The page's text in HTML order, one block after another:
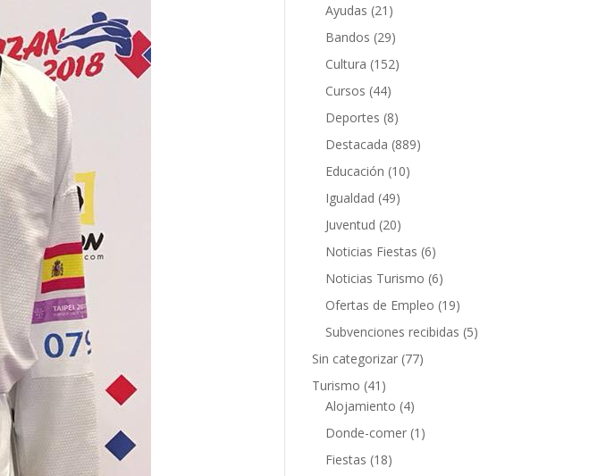
Ayudas (21)
Bandos (29)
Cultura (152)
Cursos (44)
Deportes (8)
Destacada (889)
Educación (10)
Igualdad (49)
Juventud (20)
Noticias Fiestas (6)
Noticias Turismo (6)
Ofertas de Empleo (19)
Subvenciones recibidas (5)
Sin categorizar (77)
Turismo (41)
Alojamiento (4)
Donde-comer (1)
Fiestas (18)